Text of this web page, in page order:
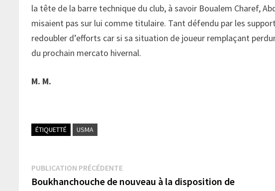
la tête de la barre technique du club, à savoir Boualem Charef,
misaient pas sur lui comme titulaire. Tant défendu par les
redoubler d’efforts car si sa situation de joueur remplaçant
du prochain mercato hivernal.
M. M.
ÉTIQUETTÉ USMA
Navigation
PUBLICATION PRÉCÉDENTEPublication
précédente :
Boukhanchouche de nouveau à la disposition de